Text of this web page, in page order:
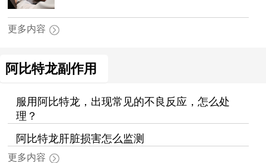
更多内容
阿比特龙副作用
服用阿比特龙，出现常见的不良反应，怎么处
理？
阿比特龙肝脏损害怎么监测
更多内容